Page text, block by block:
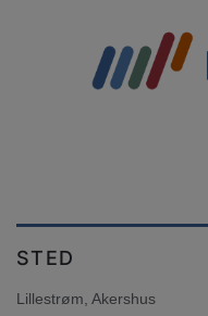
STED
Lillestrøm, Akershus